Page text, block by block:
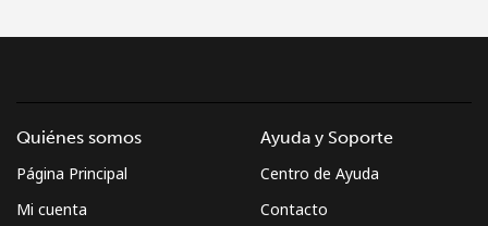
Quiénes somos
Página Principal
Mi cuenta
Ayuda y Soporte
Centro de Ayuda
Contacto